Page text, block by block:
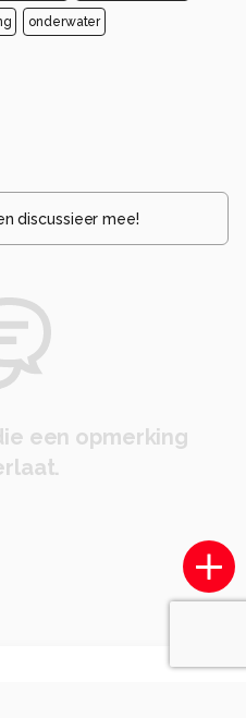
onderwater
discussieer mee!
een opmerking